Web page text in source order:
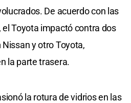
De acuerdo con las
Toyota impactó contra dos
y otro Toyota,
la parte trasera.
la rotura de vidrios en las